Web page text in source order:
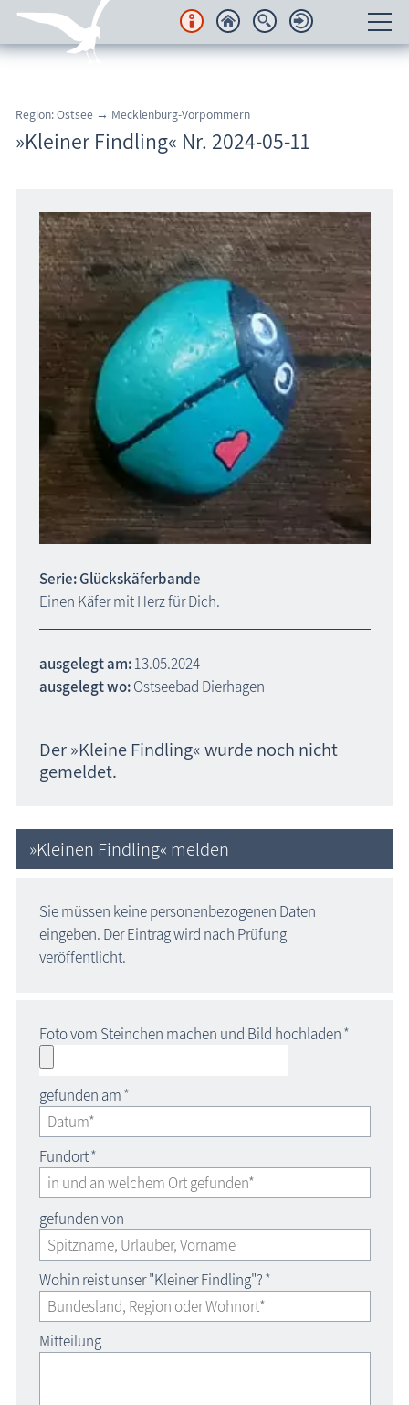
Regionales
Karten
Freizeit
Wissenswertes
Veranstaltungen
Blog
Region: Ostsee → Mecklenburg-Vorpommern
»Kleiner Findling« Nr. 2024-05-11
Serie: Glückskäferbande
Einen Käfer mit Herz für Dich.
ausgelegt am:13.05.2024
ausgelegt wo:Ostseebad Dierhagen
Der »Kleine Findling« wurde noch nicht
gemeldet.
»Kleinen Findling« melden
Sie müssen keine personenbezogenen Daten
eingeben. Der Eintrag wird nach Prüfung
veröffentlicht.
Foto vom Steinchen machen und Bild hochladen*
gefunden am*
Fundort*
gefunden von
Wohin reist unser "Kleiner Findling"?*
Mitteilung